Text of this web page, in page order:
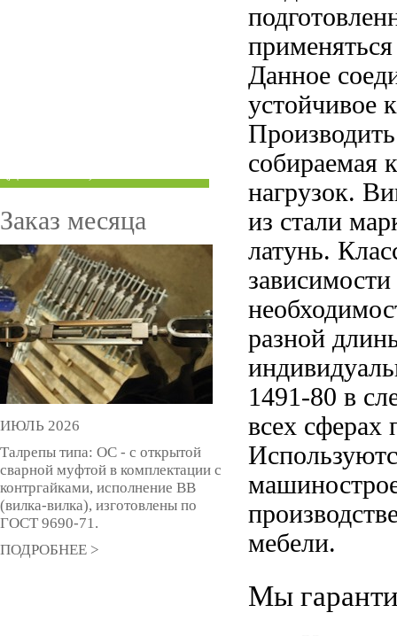
Данное
устойчивое
собираемая
нагрузок.
из стали
латунь.
разной
1491-80 в
всех сферах
мебели.
Мы
Заказ месяца
ИЮЛЬ 2026
Талрепы типа: ОС - с открытой
сварной муфтой в комплектации с
контргайками, исполнение ВВ
(вилка-вилка), изготовлены по
ГОСТ 9690-71.
ПОДРОБНЕЕ >